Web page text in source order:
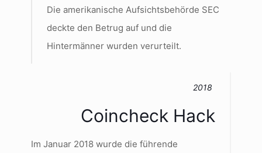
Die amerikanische Aufsichtsbehörde SEC
deckte den Betrug auf und die
Hintermänner wurden verurteilt.
2018
Coincheck Hack
Im Januar 2018 wurde die führende